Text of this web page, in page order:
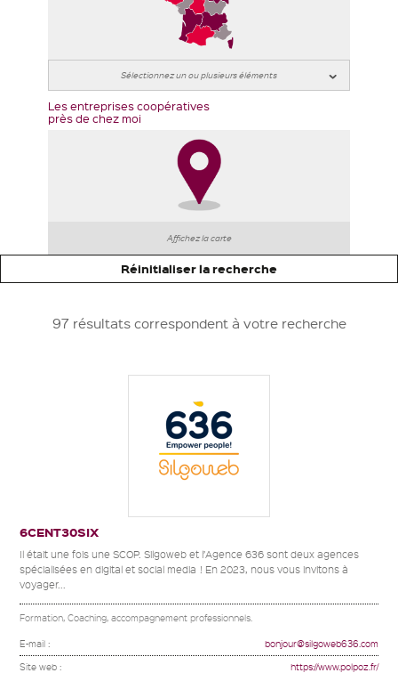
Les entreprises coopératives
près de chez moi
Affichez la carte
Réinitialiser la recherche
97 résultats correspondent à votre recherche
6CENT30SIX
Il était une fois une SCOP. Silgoweb et l’Agence 636 sont deux agences
spécialisées en digital et social media ! En 2023, nous vous invitons à
voyager...
Formation, Coaching, accompagnement professionnels.
E-mail : bonjour@silgoweb636.com
Site web : https://www.polpoz.fr/